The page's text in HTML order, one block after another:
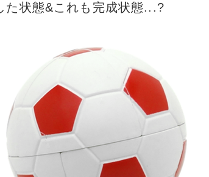
た状態&これも完成状態...?